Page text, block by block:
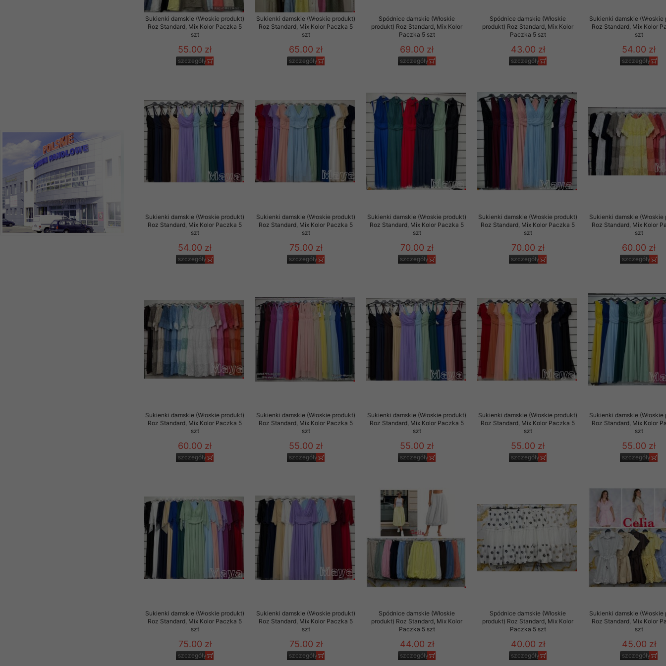
Sukienki damskie (Włoskie produkt)
Roz Standard, Mix Kolor Paczka 5
szt
55.00 zł
szczegóły
Sukienki damskie (Włoskie produkt)
Roz Standard, Mix Kolor Paczka 5
szt
65.00 zł
szczegóły
Spódnice damskie (Włoskie
produkt) Roz Standard, Mix Kolor
Paczka 5 szt
69.00 zł
szczegóły
Spódnice damskie (Włoskie
produkt) Roz Standard, Mix Kolor
Paczka 5 szt
43.00 zł
szczegóły
Sukienki damskie (Włoskie
Roz Standard, Mix Kolor
szt
54.00 zł
szczegóły
Sukienki damskie (Włoskie produkt)
Roz Standard, Mix Kolor Paczka 5
szt
54.00 zł
szczegóły
Sukienki damskie (Włoskie produkt)
Roz Standard, Mix Kolor Paczka 5
szt
75.00 zł
szczegóły
Sukienki damskie (Włoskie produkt)
Roz Standard, Mix Kolor Paczka 5
szt
70.00 zł
szczegóły
Sukienki damskie (Włoskie produkt)
Roz Standard, Mix Kolor Paczka 5
szt
70.00 zł
szczegóły
Sukienki damskie (Włoskie
Roz Standard, Mix Kolor
szt
60.00 zł
szczegóły
Sukienki damskie (Włoskie produkt)
Roz Standard, Mix Kolor Paczka 5
szt
60.00 zł
szczegóły
Sukienki damskie (Włoskie produkt)
Roz Standard, Mix Kolor Paczka 5
szt
55.00 zł
szczegóły
Sukienki damskie (Włoskie produkt)
Roz Standard, Mix Kolor Paczka 5
szt
55.00 zł
szczegóły
Sukienki damskie (Włoskie produkt)
Roz Standard, Mix Kolor Paczka 5
szt
55.00 zł
szczegóły
Sukienki damskie (Włoskie
Roz Standard, Mix Kolor
szt
55.00 zł
szczegóły
Sukienki damskie (Włoskie produkt)
Roz Standard, Mix Kolor Paczka 5
szt
75.00 zł
szczegóły
Sukienki damskie (Włoskie produkt)
Roz Standard, Mix Kolor Paczka 5
szt
75.00 zł
szczegóły
Spódnice damskie (Włoskie
produkt) Roz Standard, Mix Kolor
Paczka 5 szt
44.00 zł
szczegóły
Spódnice damskie (Włoskie
produkt) Roz Standard, Mix Kolor
Paczka 5 szt
40.00 zł
szczegóły
Sukienki damskie (Włoskie
Roz Standard, Mix Kolor
szt
45.00 zł
szczegóły